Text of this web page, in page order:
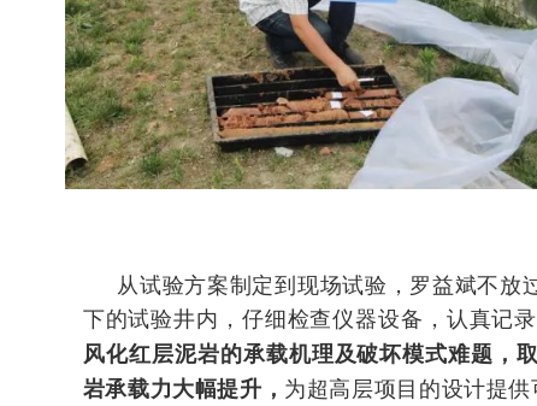
从试验方案制定到现场试验， 罗益斌不放
下的试验井内，仔细检查仪器设备，认真记
风化红层泥岩的承载机理及破坏模式难题，
岩承载力大幅提升， 为超高层项目的设计提供